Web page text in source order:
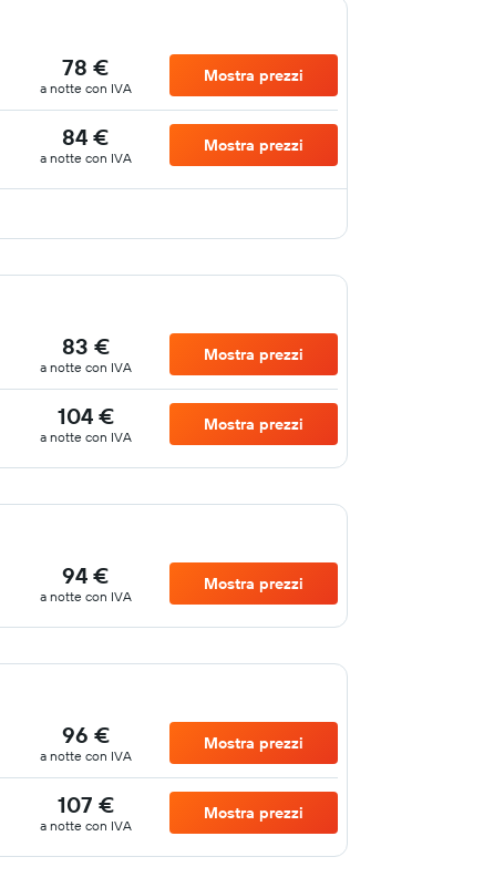
78 €
a notte con IVA
Mostra prezzi
84 €
a notte con IVA
Mostra prezzi
83 €
a notte con IVA
Mostra prezzi
104 €
a notte con IVA
Mostra prezzi
94 €
a notte con IVA
Mostra prezzi
96 €
a notte con IVA
Mostra prezzi
107 €
a notte con IVA
Mostra prezzi